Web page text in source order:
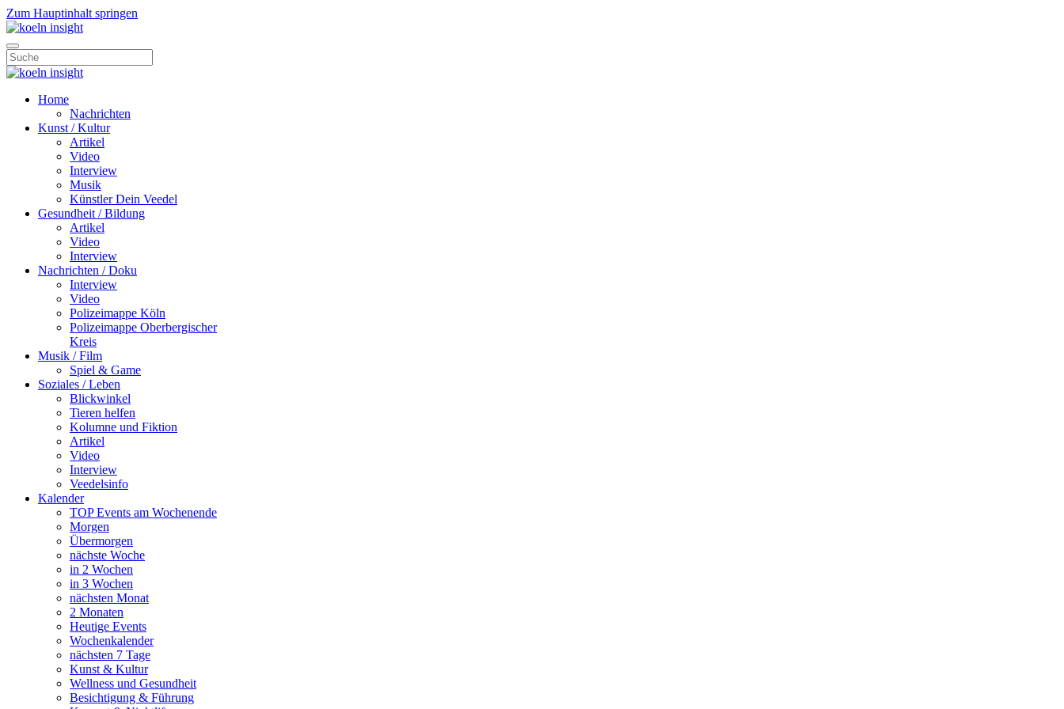
Zum Hauptinhalt springen
Home
Nachrichten
Kunst / Kultur
Artikel
Video
Interview
Musik
Künstler Dein Veedel
Gesundheit / Bildung
Artikel
Video
Interview
Nachrichten / Doku
Interview
Video
Polizeimappe Köln
Polizeimappe Oberbergischer
Kreis
Musik / Film
Spiel & Game
Soziales / Leben
Blickwinkel
Tieren helfen
Kolumne und Fiktion
Artikel
Video
Interview
Veedelsinfo
Kalender
TOP Events am Wochenende
Morgen
Übermorgen
nächste Woche
in 2 Wochen
in 3 Wochen
nächsten Monat
2 Monaten
Heutige Events
Wochenkalender
nächsten 7 Tage
Kunst & Kultur
Wellness und Gesundheit
Besichtigung & Führung